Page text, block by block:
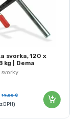
svorka, 120 x
kg | Dema
19,00€
DPH)